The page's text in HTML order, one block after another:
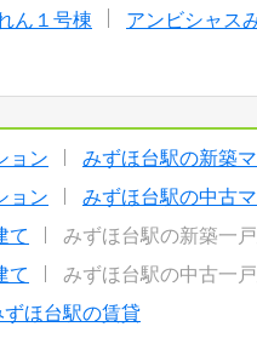
ん１号棟
アンビシャス
ョン
みずほ台駅の新築
ョン
みずほ台駅の中古
て
みずほ台駅の新築一
て
みずほ台駅の中古一
ずほ台駅の賃貸